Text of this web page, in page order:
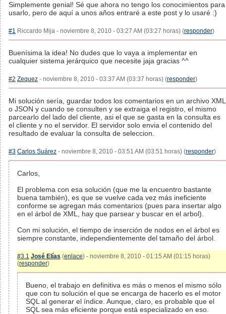
Simplemente genial! Sé que ahora no tengo los conocimientos para
usarlo, pero de aquí a unos años entraré a este post y lo usaré :)
#1 Riccardo Mija - noviembre 8, 2010 - 03:27 AM (03:27 horas) (responder)
Buenísima la idea! No dudes que lo vaya a implementar en
cualquier sistema jerárquico que necesite jaja gracias ^^
#2 Zequez - noviembre 8, 2010 - 03:37 AM (03:37 horas) (responder)
Mi solución sería, guardar todos los comentarios en un archivo XML
o JSON y cuando se consulten y se extraiga el registro, el mismo
parcearlo del lado del cliente, asi el que se gasta en la consulta es
el cliente y no el servidor. El servidor solo envia el contenido del
resultado de evaluar la consulta de seleccion.
#3 Carlos Suárez - noviembre 8, 2010 - 03:51 AM (03:51 horas) (responder)
Carlos,
El problema con esa solución (que me la encuentro bastante
buena también), es que se vuelve cada vez más ineficiente
conforme se agregan más comentarios (pues para insertar algo
en el árbol de XML, hay que parsear y buscar en el arbol).
Con mi solución, el tiempo de inserción de nodos en el árbol es
siempre constante, independientemente del tamaño del árbol.
#3.1 José Elías (enlace) - noviembre 8, 2010 - 01:15 AM (01:15 horas)
(responder)
Bueno, el trabajo en definitiva es más o menos el mismo sólo
que con tu solución el que se encarga de hacerlo es el motor
SQL al generar el índice. Aunque, claro, es probable que el
SQL sea más eficiente porque está especializado en eso.